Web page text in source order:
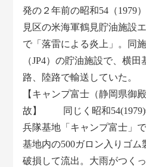
発の２年前の昭和54（1979
見区の米海軍鶴見貯油施設
で「落雷による炎上」。同
（JP4）の貯油施設で、横
路、陸路で輸送していた。
【キャンプ富士（静岡県御
故】 同じく昭和54(1979)
兵隊基地「キャンプ富士」
基地内の500ガロン入りゴ
破損して流出。大雨がつく